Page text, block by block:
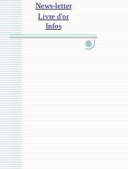
News-letter
Livre d'or
Infos